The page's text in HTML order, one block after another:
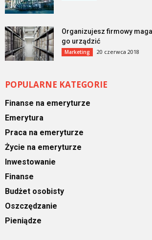
Organizujesz firmowy
go urządzić
Marketing 20 czerwca 2018
POPULARNE KATEGORIE
Finanse na emeryturze
Emerytura
Praca na emeryturze
Życie na emeryturze
Inwestowanie
Finanse
Budżet osobisty
Oszczędzanie
Pieniądze